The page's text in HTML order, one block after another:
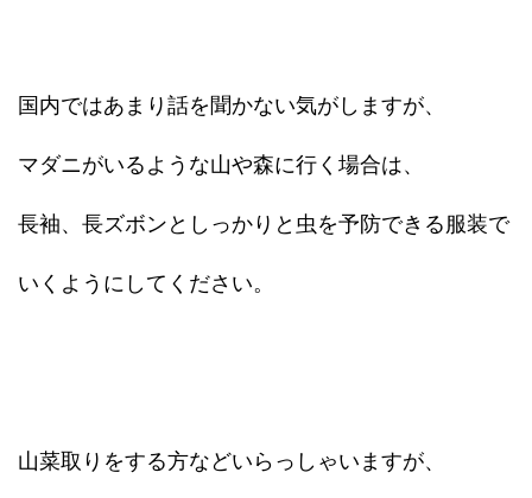
国内ではあまり話を聞かない気がしますが、
マダニがいるような山や森に行く場合は、
長袖、長ズボンとしっかりと虫を予防できる服装で
いくようにしてください。
山菜取りをする方などいらっしゃいますが、